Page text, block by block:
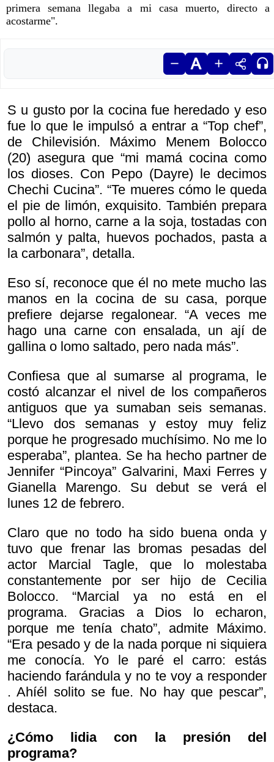
primera semana llegaba a mi casa muerto, directo a
acostarme".
S u gusto por la cocina fue heredado y eso
fue lo que le impulsó a entrar a “Top chef”,
de Chilevisión. Máximo Menem Bolocco
(20) asegura que “mi mamá cocina como
los dioses. Con Pepo (Dayre) le decimos
Chechi Cucina”. “Te mueres cómo le queda
el pie de limón, exquisito. También prepara
pollo al horno, carne a la soja, tostadas con
salmón y palta, huevos pochados, pasta a
la carbonara”, detalla.
Eso sí, reconoce que él no mete mucho las
manos en la cocina de su casa, porque
prefiere dejarse regalonear. “A veces me
hago una carne con ensalada, un ají de
gallina o lomo saltado, pero nada más”.
Confiesa que al sumarse al programa, le
costó alcanzar el nivel de los compañeros
antiguos que ya sumaban seis semanas.
“Llevo dos semanas y estoy muy feliz
porque he progresado muchísimo. No me lo
esperaba”, plantea. Se ha hecho partner de
Jennifer “Pincoya” Galvarini, Maxi Ferres y
Gianella Marengo. Su debut se verá el
lunes 12 de febrero.
Claro que no todo ha sido buena onda y
tuvo que frenar las bromas pesadas del
actor Marcial Tagle, que lo molestaba
constantemente por ser hijo de Cecilia
Bolocco. “Marcial ya no está en el
programa. Gracias a Dios lo echaron,
porque me tenía chato”, admite Máximo.
“Era pesado y de la nada porque ni siquiera
me conocía. Yo le paré el carro: estás
haciendo farándula y no te voy a responder
. Ahíél solito se fue. No hay que pescar”,
destaca.
¿Cómo lidia con la presión del
programa?